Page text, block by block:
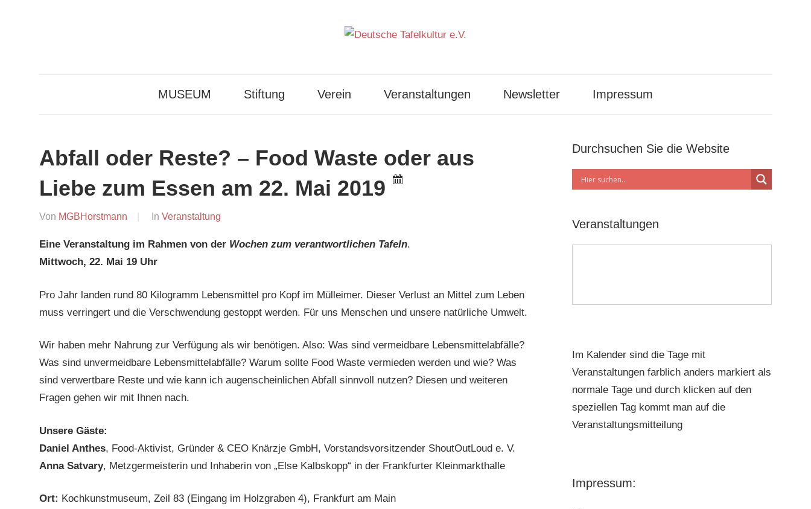
e.V.
MUSEUM Stiftung Verein Veranstaltungen Newsletter Impressum
Abfall oder Reste? – Food Waste oder aus
Liebe zum Essen am 22. Mai 2019
Am
Juli
2019
Von MGBHorstmann In Veranstaltung
Eine Veranstaltung im Rahmen von der Wochen zum verantwortlichen Tafeln.
Mittwoch, 22. Mai 19 Uhr
Pro Jahr landen rund 80 Kilogramm Lebensmittel pro Kopf im Mülleimer. Dieser Verlust an Mittel zum Leben
muss verringert und die Verschwendung gestoppt werden. Für uns Menschen und unsere natürliche Umwelt.
Wir haben mehr Nahrung zur Verfügung als wir benötigen. Also: Was sind vermeidbare Lebensmittelabfälle?
Was sind unvermeidbare Lebensmittelabfälle? Warum sollte Food Waste vermieden werden und wie? Was
sind verwertbare Reste und wie kann ich augenscheinlichen Abfall sinnvoll nutzen? Diesen und weiteren
Fragen gehen wir mit Ihnen nach.
Unsere Gäste:
Daniel Anthes, Food-Aktivist, Gründer & CEO Knärzje GmbH, Vorstandsvorsitzender ShoutOutLoud e. V.
Anna Satvary, Metzgermeisterin und Inhaberin von „Else Kalbskopp“ in der Frankfurter Kleinmarkthalle
Ort: Kochkunstmuseum, Zeil 83 (Eingang im Holzgraben 4), Frankfurt am Main
Durchsuchen Sie die Website
Veranstaltungen
Im Kalender sind die Tage mit
Veranstaltungen farblich anders markiert als
normale Tage und durch klicken auf den
speziellen Tag kommt man auf die
Veranstaltungsmitteilung
Impressum: